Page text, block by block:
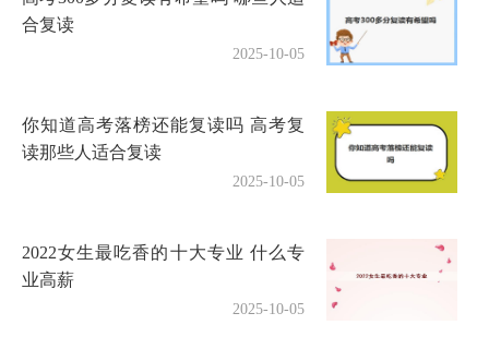
合复读
2025-10-05
你知道高考落榜还能复读吗 高考复
读那些人适合复读
2025-10-05
2022女生最吃香的十大专业 什么专
业高薪
2025-10-05